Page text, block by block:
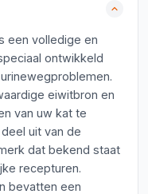
een volledige en
ontwikkeld
eiwitbron en
van uw kat te
uit van de
dat bekend staat
recepturen.
bevatten een